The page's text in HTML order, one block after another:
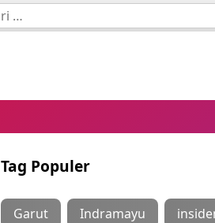
Tag Populer
Garut Indramayu